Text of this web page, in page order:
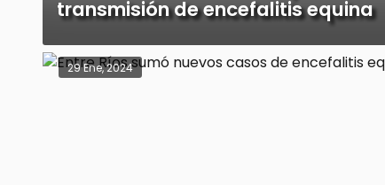
transmisión de encefalitis equina
29 Ene, 2024